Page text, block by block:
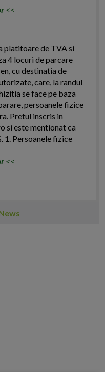
<<
platitoare de TVA si
4 locuri de parcare
cu destinatia de
care, la randul
se face pe baza
persoanele fizice
Pretul inscris in
si este mentionat ca
1. Persoanele fizice
<<